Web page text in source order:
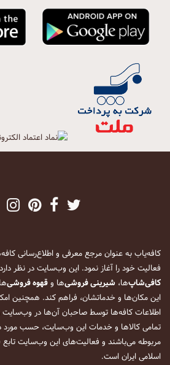
فعالیت خود را آغاز نمود. این وب‌سایت در نظر
کافی‌شاپ‌ها، شیرینی فروشی‌ها وقهوه فروشی
این مکان‌ها و خدماتشان، فراهم کند. همچنین
اطلاعات کافه‌ها توسط صاحبان آن‌ها در وب‌سایت
تمامی کالاها و خدمات این وب‌سایت، حسب مورد
مربوطه می‌باشند و فعالیت‌های این وب‌سایت
اسلامی ایران است.